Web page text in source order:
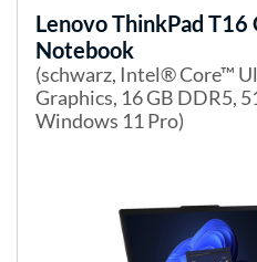
LenovoThinkPad T16
Notebook
(schwarz, Intel® Core™
Graphics, 16 GB DDR5,
Windows 11 Pro)